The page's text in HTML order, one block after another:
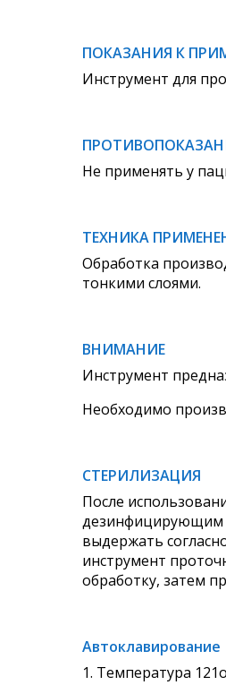
ПОКАЗАНИЯ К
Инструмент для
Не применять у
ТЕХНИКА
Обработка
тонкими слоями.
ВНИМАНИЕ
Инструмент
Необходимо
СТЕРИЛИЗАЦИЯ
После
дезинфицирующим
выдержать
инструмент
обработку, затем
Автоклавирование
1. Температура